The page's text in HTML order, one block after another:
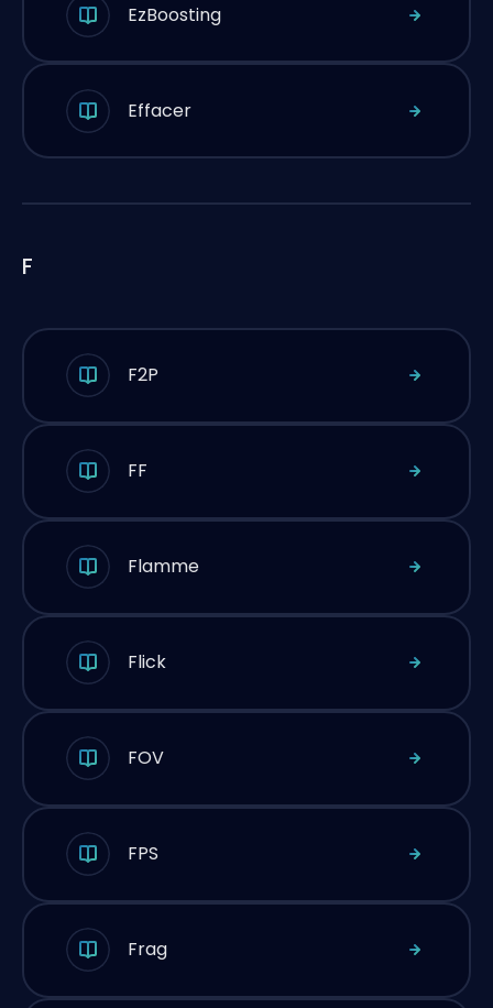
EzBoosting
Effacer
F
F2P
FF
Flamme
Flick
FOV
FPS
Frag